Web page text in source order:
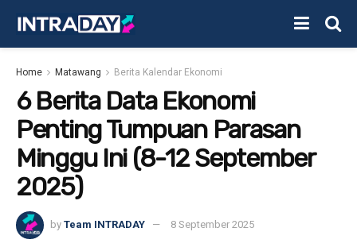
Home Matawang Berita Kalendar Ekonomi
6 Berita Data Ekonomi
Penting Tumpuan Parasan
Minggu Ini (8-12 September
2025)
by Team INTRADAY 8 September 2025